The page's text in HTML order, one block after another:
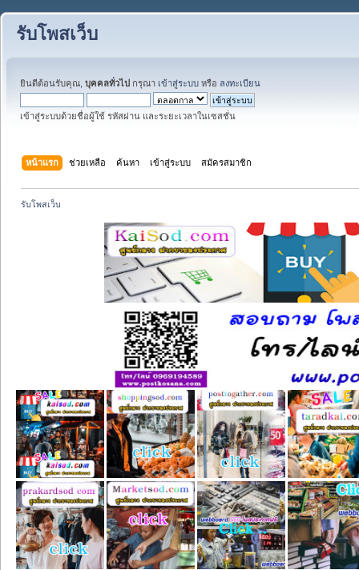
รับโพสเว็บ
ยินดีต้อนรับคุณ, บุคคลทั่วไป กรุณา เข้าสู่ระบบ หรือ ลงทะเบียน
เข้าสู่ระบบด้วยชื่อผู้ใช้ รหัสผ่าน และระยะเวลาในเซสชั่น
หน้าแรก ช่วยเหลือ ค้นหา เข้าสู่ระบบ สมัครสมาชิก
รับโพสเว็บ